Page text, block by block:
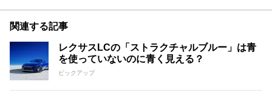
関連する記事
レクサスLCの「ストラクチャルブルー」は青
を使っていないのに青く見える？
ピックアップ